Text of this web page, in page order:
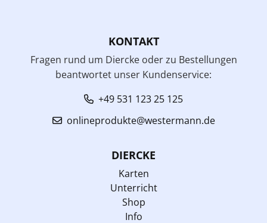
KONTAKT
Fragen rund um Diercke oder zu Bestellungen
beantwortet unser Kundenservice:
+49 531 123 25 125
onlineprodukte@westermann.de
DIERCKE
Karten
Unterricht
Shop
Info